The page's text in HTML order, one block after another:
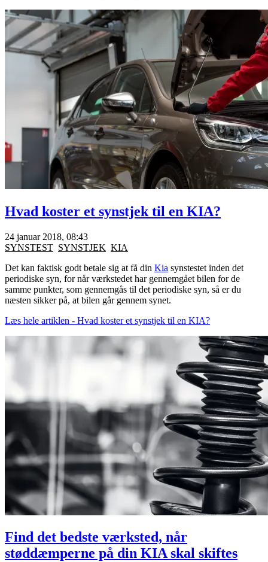
Hvad koster et synstjek til en KIA?
24 januar 2018, 08:43
SYNSTEST SYNSTJEK KIA
Det kan faktisk godt betale sig at få din Kia synstestet inden det
periodiske syn, for når værkstedet har gennemgået bilen for de
samme punkter, som gennemgås til det periodiske syn, så er du
næsten sikker på, at bilen går gennem synet.
Læs hele artiklen - Hvad koster et synstjek til en KIA?
Find det bedste værksted, når
støddæmperne på din KIA skal skiftes